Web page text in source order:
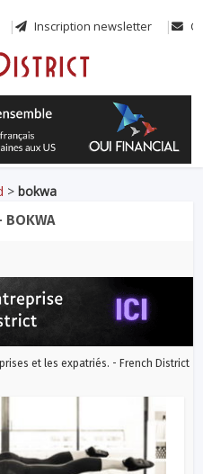
Inscription newsletter
>bokwa
BOKWA
et les expatriés. - French District